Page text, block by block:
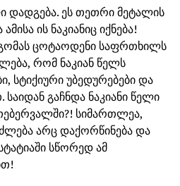
დადგება. ეს თეთრი მეტალის
ის ნაკიანიც იქნება!
ცოტაოდენი საფრთხილს
რომ ნაკიან წელს
სტიქიური უბედურებები და
გაჩნდა ნაკიანი წელი
სიმართლეა,
არც დაქორწინება და
სწორედ ამ